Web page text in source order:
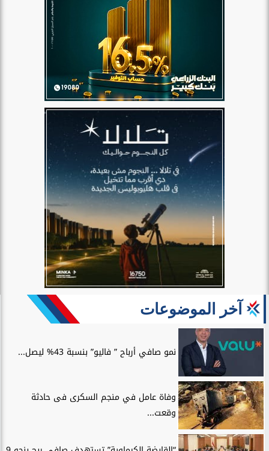
آخر الموضوعات
نمو صافي أرباح ” فاليو” بنسبة 43% ليصل...
وفاة عامل في منجم السكرى فى حادثة
وقعت...